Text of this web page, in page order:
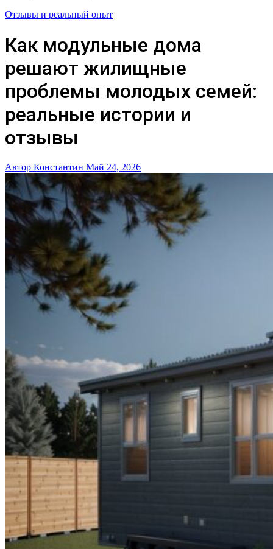
Отзывы и реальный опыт
Как модульные дома
решают жилищные
проблемы молодых семей:
реальные истории и
отзывы
Автор Константин Май 24, 2026